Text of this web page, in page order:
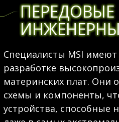
ПЕРЕДОВЫЕ
Специалисты MSI
разработке
материнских плат. Они
схемы и компоненты,
устройства, способные